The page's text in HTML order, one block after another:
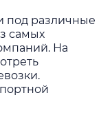
под различные
самых
На
.